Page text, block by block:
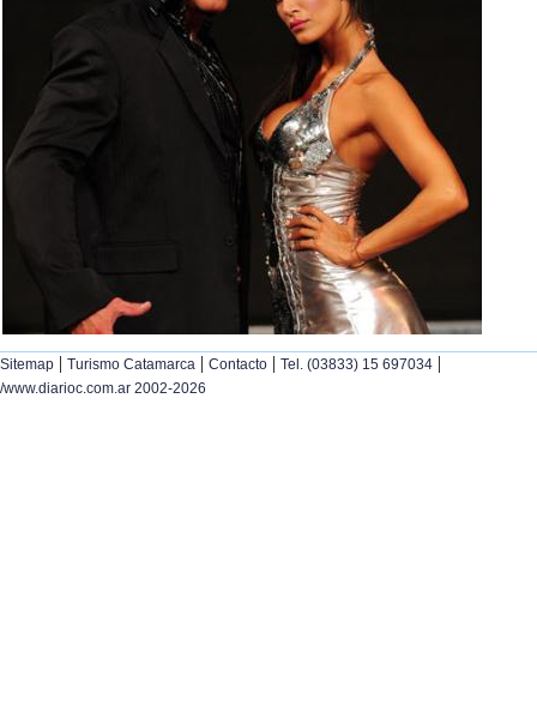
Sitemap | Turismo Catamarca | Contacto | Tel. (03833) 15 697034 |
/www.diarioc.com.ar 2002-2026